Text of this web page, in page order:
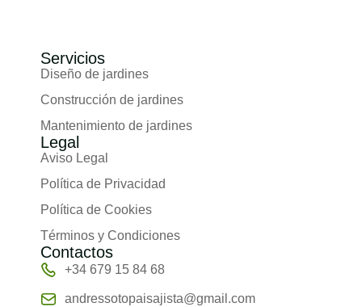
Servicios
Diseño de jardines
Construcción de jardines
Mantenimiento de jardines
Legal
Aviso Legal
Política de Privacidad
Política de Cookies
Términos y Condiciones
Contactos
+34 679 15 84 68
andressotopaisajista@gmail.com